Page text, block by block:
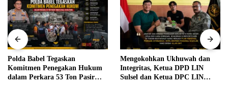
Polda Babel Tegaskan
Komitmen Penegakan Hukum
dalam Perkara 53 Ton Pasir
Mengokohkan Ukhuwah dan
Integritas, Ketua DPD LIN
Sulsel dan Ketua DPC LIN